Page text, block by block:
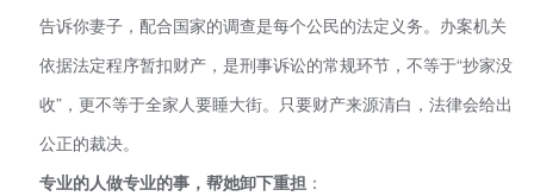
告诉你妻子，配合国家的调查是每个公民的法定义务。办案机关
依据法定程序暂扣财产，是刑事诉讼的常规环节，不等于“抄家没
收”，更不等于全家人要睡大街。只要财产来源清白，法律会给出
公正的裁决。
专业的人做专业的事，帮她卸下重担：